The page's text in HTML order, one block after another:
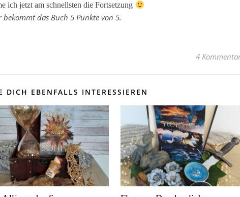
ich jetzt am schnellsten die Fortsetzung
bekommt das Buch 5 Punkte von 5.
4
DICH EBENFALLS INTERESSIEREN